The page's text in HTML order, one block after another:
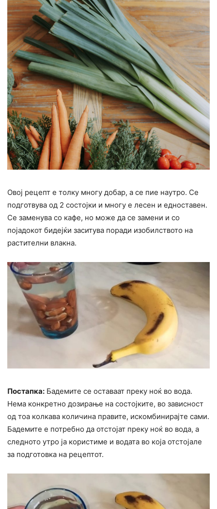
Овој рецепт е толку многу добар, а се пие наутро. Се
подготвува од 2 состојки и многу е лесен и едноставен.
Се заменува со кафе, но може да се замени и со
појадокот бидејќи заситува поради изобилството на
растителни влакна.
Постапка: Бадемите се оставаат преку ноќ во вода.
Нема конкретно дозирање на состојките, во зависност
од тоа колкава количина правите, искомбинирајте сами.
Бадемите е потребно да отстојат преку ноќ во вода, а
следното утро ја користиме и водата во која отстојале
за подготовка на рецептот.